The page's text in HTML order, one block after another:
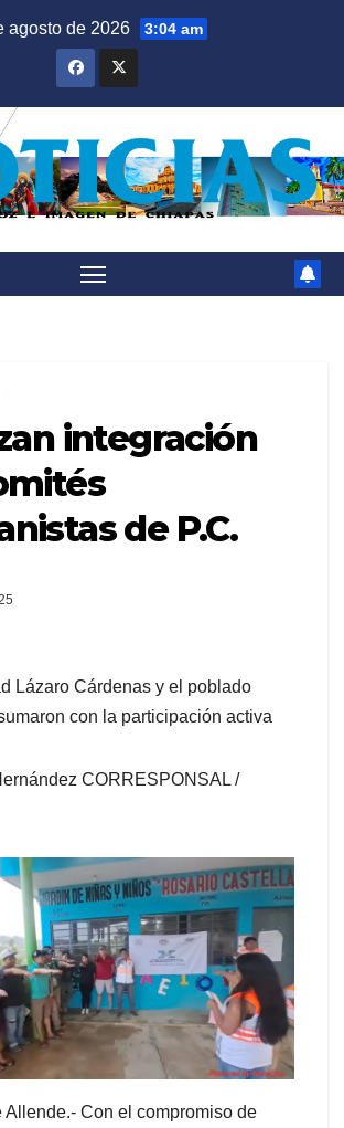
agosto de 2026 3:04 am
integración
de P.C.
Lázaro Cárdenas y el poblado
con la participación activa
CORRESPONSAL /
Allende.- Con el compromiso de